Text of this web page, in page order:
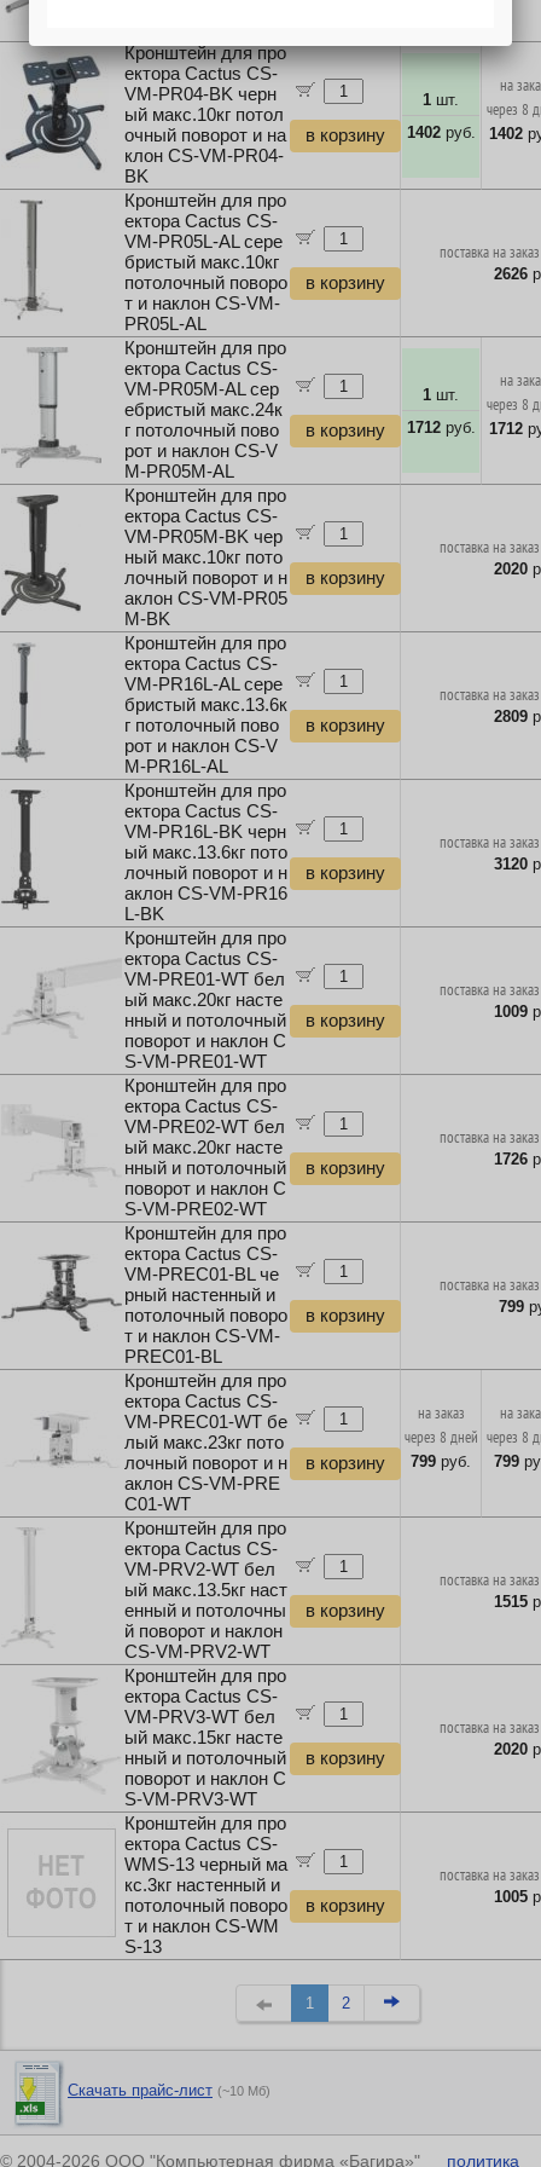
Кронштейн для про
ектора Cactus CS-
VM-PR04-BK черн
ый макс.10кг потол
очный поворот и на
клон CS-VM-PR04-
BK
в корзину
1 шт.
1402руб.
на
через 8
1402
Кронштейн для про
ектора Cactus CS-
VM-PR05L-AL сере
бристый макс.10кг
потолочный поворо
т и наклон CS-VM-
PR05L-AL
в корзину
поставка на
2626
Кронштейн для про
ектора Cactus CS-
VM-PR05M-AL сер
ебристый макс.24к
г потолочный пово
рот и наклон CS-V
M-PR05M-AL
в корзину
1 шт.
1712руб.
на
через 8
1712
Кронштейн для про
ектора Cactus CS-
VM-PR05M-BK чер
ный макс.10кг пото
лочный поворот и н
аклон CS-VM-PR05
M-BK
в корзину
поставка на
2020
Кронштейн для про
ектора Cactus CS-
VM-PR16L-AL сере
бристый макс.13.6к
г потолочный пово
рот и наклон CS-V
M-PR16L-AL
в корзину
поставка на
2809
Кронштейн для про
ектора Cactus CS-
VM-PR16L-BK черн
ый макс.13.6кг пото
лочный поворот и н
аклон CS-VM-PR16
L-BK
в корзину
поставка на
3120
Кронштейн для про
ектора Cactus CS-
VM-PRE01-WT бел
ый макс.20кг насте
нный и потолочный
поворот и наклон C
S-VM-PRE01-WT
в корзину
поставка на
1009
Кронштейн для про
ектора Cactus CS-
VM-PRE02-WT бел
ый макс.20кг насте
нный и потолочный
поворот и наклон C
S-VM-PRE02-WT
в корзину
поставка на
1726
Кронштейн для про
ектора Cactus CS-
VM-PREC01-BL че
рный настенный и
потолочный поворо
т и наклон CS-VM-
PREC01-BL
в корзину
поставка на
799
Кронштейн для про
ектора Cactus CS-
VM-PREC01-WT бе
лый макс.23кг пото
лочный поворот и н
аклон CS-VM-PRE
C01-WT
в корзину
на заказ
через 8 дней
799 руб.
на
через 8
799
Кронштейн для про
ектора Cactus CS-
VM-PRV2-WT бел
ый макс.13.5кг наст
енный и потолочны
й поворот и наклон
CS-VM-PRV2-WT
в корзину
поставка на
1515
Кронштейн для про
ектора Cactus CS-
VM-PRV3-WT бел
ый макс.15кг насте
нный и потолочный
поворот и наклон C
S-VM-PRV3-WT
в корзину
поставка на
2020
Кронштейн для про
ектора Cactus CS-
WMS-13 черный ма
кс.3кг настенный и
потолочный поворо
т и наклон CS-WM
S-13
в корзину
поставка на
1005
1 2
Скачать прайс-лист (~10 Мб)
© 2004-2026 ООО "Компьютерная фирма «Багира»" политика